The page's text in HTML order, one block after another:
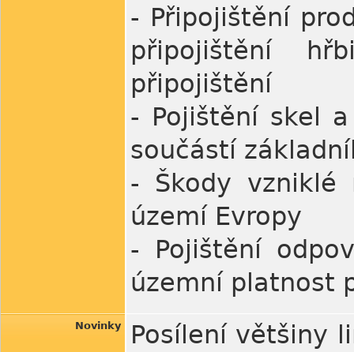
- Připojištění
připojištění
připojištění
- Pojištění skel
součástí
- Škody vzniklé
území Evropy
- Pojištění
územní platnost
Novinky
Posílení většiny